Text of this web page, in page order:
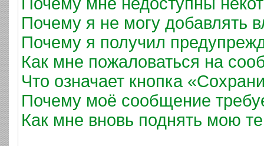
Почему я не могу добавлять
Почему я получил
Как мне пожаловаться на
Что означает кнопка
Почему моё сообщение
Как мне вновь поднять мою